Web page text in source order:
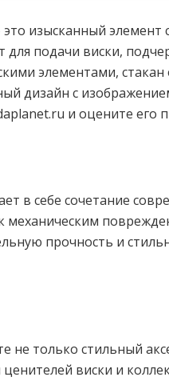
это изысканный
подачи виски,
элементами,
дизайн с
и оцените его
в себе сочетание
механическим
прочность и
не только стильный
виски и